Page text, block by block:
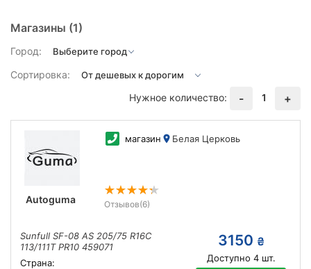
Магазины (1)
Город:
Сортировка:
Нужное количество:
- 1 +
Autoguma
магазин Белая Церковь
Отзывов(6)
Sunfull SF-08 AS 205/75 R16C
113/111T PR10 459071
Страна:
3150 ₴
Доступно 4шт.